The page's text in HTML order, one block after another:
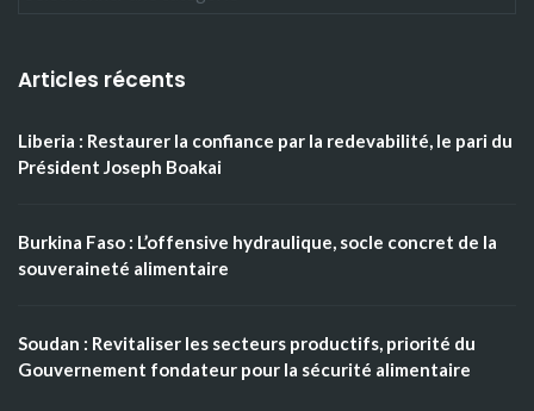
Articles récents
Liberia : Restaurer la confiance par la redevabilité, le pari du
Président Joseph Boakai
Burkina Faso : L’offensive hydraulique, socle concret de la
souveraineté alimentaire
Soudan : Revitaliser les secteurs productifs, priorité du
Gouvernement fondateur pour la sécurité alimentaire